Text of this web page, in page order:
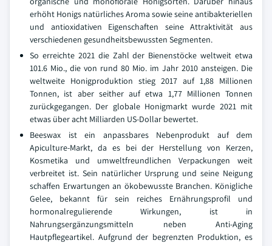
erhöht Honigs natürliches Aroma sowie seine antibakteriellen
und antioxidativen Eigenschaften seine Attraktivität aus
verschiedenen gesundheitsbewussten Segmenten.
So erreichte 2021 die Zahl der Bienenstöcke weltweit etwa
101.6 Mio., die von rund 80 Mio. im Jahr 2010 ansteigen. Die
weltweite Honigproduktion stieg 2017 auf 1,88 Millionen
Tonnen, ist aber seither auf etwa 1,77 Millionen Tonnen
zurückgegangen. Der globale Honigmarkt wurde 2021 mit
etwas über acht Milliarden US-Dollar bewertet.
Beeswax ist ein anpassbares Nebenprodukt auf dem
Apiculture-Markt, da es bei der Herstellung von Kerzen,
Kosmetika und umweltfreundlichen Verpackungen weit
verbreitet ist. Sein natürlicher Ursprung und seine Neigung
schaffen Erwartungen an ökobewusste Branchen. Königliche
Gelee, bekannt für sein reiches Ernährungsprofil und
hormonalregulierende Wirkungen, ist in
Nahrungsergänzungsmitteln neben Anti-Aging
Hautpflegeartikel. Aufgrund der begrenzten Produktion, es